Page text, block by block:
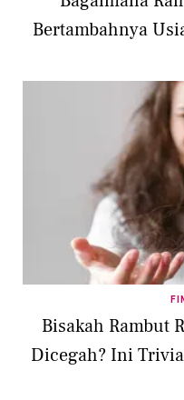
Bertambahnya
Bisakah Rambut
Dicegah? Ini